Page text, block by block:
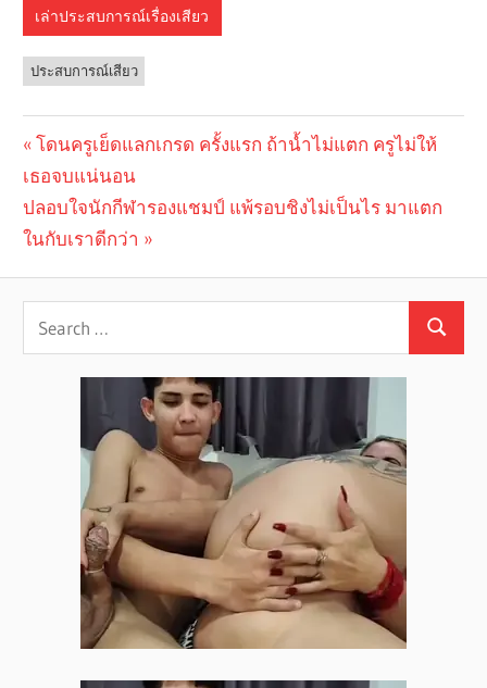
เล่าประสบการณ์เรื่องเสียว
ประสบการณ์เสียว
Post
navigation
Previous
Post:
โดนครูเย็ดแลกเกรด ครั้งแรก ถ้าน้ำไม่แตก ครูไม่ให้
เธอจบแน่นอน
Next
Post:
ปลอบใจนักกีฬารองแชมป์ แพ้รอบชิงไม่เป็นไร มาแตก
ในกับเราดีกว่า